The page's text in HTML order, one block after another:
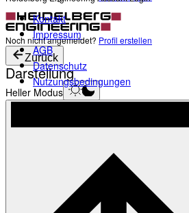
Noch nicht angemeldet? Profil erstellen
Zurück
Darstellung
Heller Modus
News & Events
Service & Support
Über uns
Kontakt
Kontakt
Impressum
AGB
Datenschutz
Nutzungsbedingungen